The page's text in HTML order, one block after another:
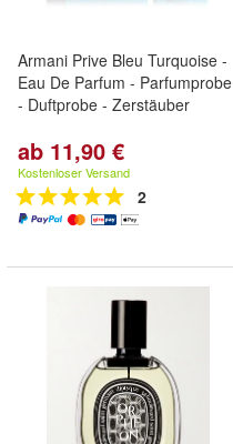
Armani Prive Bleu Turquoise -
Eau De Parfum - Parfumprobe
- Duftprobe - Zerstäuber
ab 11,90 €
Kostenloser Versand
2